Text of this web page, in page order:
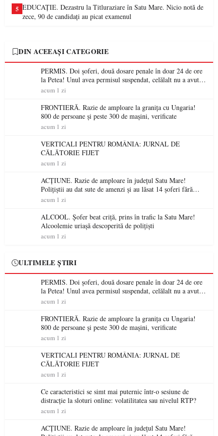
5 EDUCAȚIE. Dezastru la Titluraziare în Satu Mare. Nicio notă de
zece, 90 de candidați au picat examenul
DIN ACEEAȘI CATEGORIE
PERMIS. Doi șoferi, două dosare penale în doar 24 de ore
la Petea! Unul avea permisul suspendat, celălalt nu a avut
niciodată permis
acum 1 zi
FRONTIERĂ. Razie de amploare la granița cu Ungaria!
800 de persoane și peste 300 de mașini, verificate
acum 1 zi
VERTICALI PENTRU ROMÂNIA: JURNAL DE
CĂLĂTORIE FIJET
acum 1 zi
ACȚIUNE. Razie de amploare în județul Satu Mare!
Polițiștii au dat sute de amenzi și au lăsat 14 șoferi fără
permis într-o singură zi
acum 1 zi
ALCOOL. Șofer beat criță, prins în trafic la Satu Mare!
Alcoolemie uriașă descoperită de polițiști
acum 1 zi
ULTIMELE ȘTIRI
PERMIS. Doi șoferi, două dosare penale în doar 24 de ore
la Petea! Unul avea permisul suspendat, celălalt nu a avut
niciodată permis
acum 1 zi
FRONTIERĂ. Razie de amploare la granița cu Ungaria!
800 de persoane și peste 300 de mașini, verificate
acum 1 zi
VERTICALI PENTRU ROMÂNIA: JURNAL DE
CĂLĂTORIE FIJET
acum 1 zi
Ce caracteristici se simt mai puternic într-o sesiune de
distracție la sloturi online: volatilitatea sau nivelul RTP?
acum 1 zi
ACȚIUNE. Razie de amploare în județul Satu Mare!